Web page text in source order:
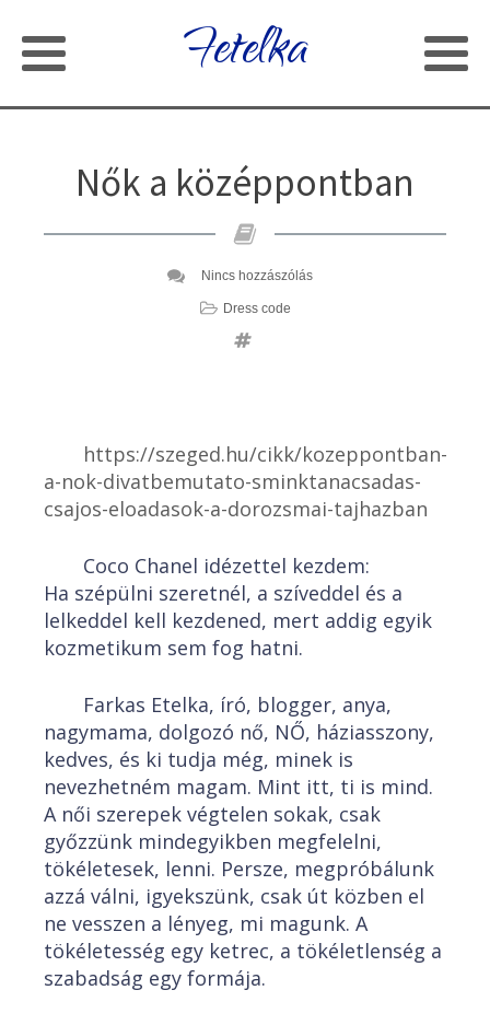
Fetelka
Nők a középpontban
Nincs hozzászólás
Dress code
https://szeged.hu/cikk/kozeppontban-
a-nok-divatbemutato-sminktanacsadas-
csajos-eloadasok-a-dorozsmai-tajhazban
Coco Chanel idézettel kezdem:
Ha szépülni szeretnél, a szíveddel és a
lelkeddel kell kezdened, mert addig egyik
kozmetikum sem fog hatni.
Farkas Etelka, író, blogger, anya,
nagymama, dolgozó nő, NŐ, háziasszony,
kedves, és ki tudja még, minek is
nevezhetném magam. Mint itt, ti is mind.
A női szerepek végtelen sokak, csak
győzzünk mindegyikben megfelelni,
tökéletesek, lenni. Persze, megpróbálunk
azzá válni, igyekszünk, csak út közben el
ne vesszen a lényeg, mi magunk. A
tökéletesség egy ketrec, a tökéletlenség a
szabadság egy formája.